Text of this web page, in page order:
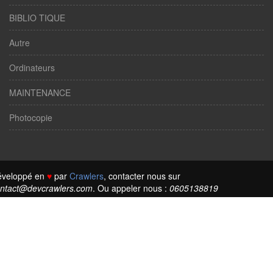
BIBLIO TIQUE
Autre
Ordinateurs
MAINTENANCE
Photocopie
en ♥ par Crawlers, contacter nous sur
. Ou appeler nous : 0605138819